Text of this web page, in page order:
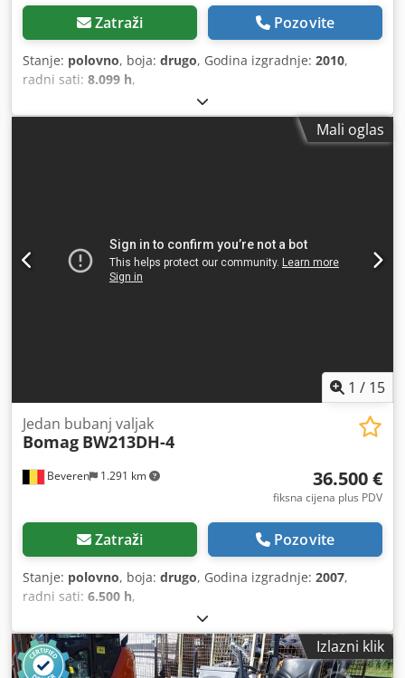
Zatraži Pozovite
Stanje: polovno, boja: drugo, Godina izgradnje: 2010,
radni sati: 8.099 h,
Mali oglas
1 / 15
Beveren 1.291 km
Jedan bubanj valjak
Bomag BW213DH-4
36.500 €
fiksna cijena plus PDV
Zatraži Pozovite
Stanje: polovno, boja: drugo, Godina izgradnje: 2007,
radni sati: 6.500 h,
Izlazni klik